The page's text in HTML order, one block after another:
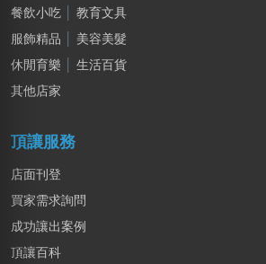
劉X姐
桃園市｜預算 10萬~30萬元
姜X炮
桃園市｜預算 30萬~50萬元
新北市｜預算 30萬~50萬元
餐飲小吃
教育文具
服飾精品
美容美髮
休閒育樂
生活百貨
其他店家
頂讓服務
店面刊登
買家需求詢問
成功讓出案例
頂讓百科